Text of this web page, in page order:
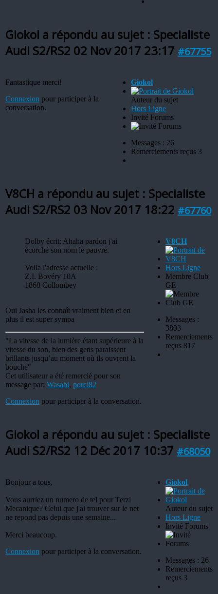
Giokol a répondu au sujet : Specialiste
Audi S2/RS2 02 Nov 2017 23:17 #67755
Fantastique merci!
Connexion pour participer à la
conversation.
Giokol
Auteur du sujet
Hors Ligne
Invité Forums
Messages : 26
Remerciements reçus 3
V8CH a répondu au sujet : Specialiste
Audi S2/RS2 03 Nov 2017 18:22 #67760
Dolby écrit: Ahaha pardon j'ai
écorché son nom le pauvre.
Voila l'adresse actuelle :
Z.I. Bovéry 10A
1868 Collombey
Oui Jasha les connaît vraiment bien et en
plus il est super sympa
"La vitesse de la lumière étant supérieure à la
vitesse du son, bien des gens paraissent
brillants jusqu’au moment où ils ouvrent la
bouche"
Cet utilisateur a été remercié pour son
message par: Wasabi, porci82
Connexion pour participer à la conversation.
V8CH
Hors Ligne
Membre Club
GE
Messages :
3803
Remerciements
reçus 817
Giokol a répondu au sujet : Specialiste
Audi S2/RS2 12 Déc 2017 10:37 #68050
Bonjour a tous,
Vous aurriez un numero de tel pour Terzi
Mecanique? Celui que j'ai trouver sur le net
ne repond pas depuis une semaine...
Merci beaucoup.
Connexion pour participer à la conversation.
Giokol
Auteur du sujet
Hors Ligne
Invité Forums
Messages : 26
Remerciements
reçus 3